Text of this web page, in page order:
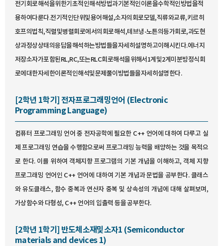
전기회로해석을위한기초적인해석방법과기본적인이론을수학적인방법을적
용하여다룬다.전기적인단위및용어해설,소자의회로모델,직류와교류,키르히
호프의법칙,직렬및병렬회로에서의회로해석,테브냉-노튼의등가회로,과도현
상과정상상태의응답을해석하는방법들을자세히설명하고이해시킨다.에너지
저장소자가포함된RL,RC,또는RLC회로해석을위해서1계및2계미분방정식회
로에대한자세한이론적인해석및문제풀이방법들을자세히설명한다.
[2학년 1학기] 전자프로그래밍언어 (Electronic
Programming Language)
컴퓨터 프로그래밍 언어 중 전자공학에 필요한 C++ 언어에 대하여 다루고 실
제 프로그래밍 연습을 수행함으로써 프로그래밍 능력을 배양하는 것을 목적으
로 한다. 이를 위하여 객체지향 프로그램의 기본 개념을 이해하고, 객체 지향
프로그래밍 언어인 C++ 언어에 대하여 기본 개념과 문법을 공부한다. 클래스
와 유도클래스, 함수 중복과 연산자 중복 및 상속성의 개념에 대해 살펴보며,
가상함수와 다형성, C++ 언어의 입출력 등을 공부한다.
[2학년 1학기] 반도체소재및소자1 (Semiconductor
materials and devices 1)